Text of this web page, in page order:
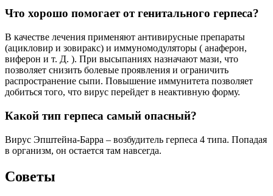
Что хорошо помогает от генитального герпеса?
В качестве лечения применяют антивирусные препараты
(ацикловир и зовиракс) и иммуномодуляторы ( анаферон,
виферон и т. Д. ). При высыпаниях назначают мази, что
позволяет снизить болевые проявления и ограничить
распространение сыпи. Повышение иммунитета позволяет
добиться того, что вирус перейдет в неактивную форму.
Какой тип герпеса самый опасный?
Вирус Эпштейна-Барра – возбудитель герпеса 4 типа. Попадая
в организм, он остается там навсегда.
Советы